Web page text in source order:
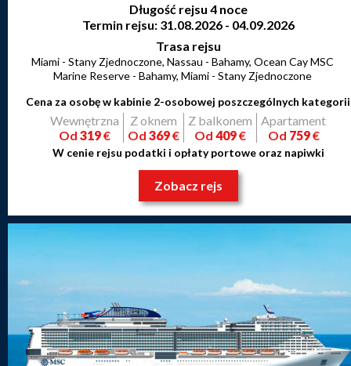
Długość rejsu 4 noce
Termin rejsu: 31.08.2026 - 04.09.2026
Trasa rejsu
Miami - Stany Zjednoczone, Nassau - Bahamy, Ocean Cay MSC
Marine Reserve - Bahamy, Miami - Stany Zjednoczone
Cena za osobę w kabinie 2-osobowej poszczególnych kategorii
Wewnętrzna
Od 319€
Z oknem
Od 369€
Z balkonem
Od 409€
Apartament
Od 759€
W cenie rejsu podatki i opłaty portowe oraz napiwki
Zobacz rejs